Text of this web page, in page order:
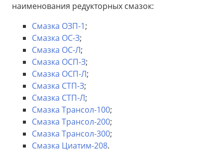
наименования редукторных смазок:
Смазка ОЗП-1;
Смазка ОС-З;
Смазка ОС-Л;
Смазка ОСП-З;
Смазка ОСП-Л;
Смазка СТП-З;
Смазка СТП-Л;
Смазка Трансол-100;
Смазка Трансол-200;
Смазка Трансол-300;
Смазка Циатим-208.